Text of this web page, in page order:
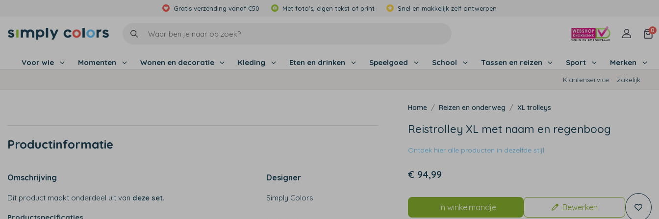
Gratis verzending vanaf €50 Met foto's, eigen tekst of print Snel en makkelijk zelf ontwerpen
0
Voor wie Momenten Wonen en decoratie Kleding Eten en drinken Speelgoed School Tassen en reizen Sport Merken
Klantenservice Zakelijk
Productinformatie
Omschrijving
Dit product maakt onderdeel uit van deze set.
Designer
Simply Colors
Reizen en onderweg XL trolleys
Reistrolley XL met naam en regenboog
Ontdek hier alle producten in dezelfde stijl
€ 94,99
In winkelmandje Bewerken